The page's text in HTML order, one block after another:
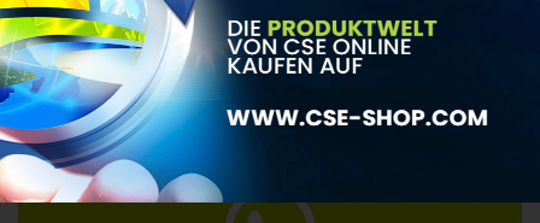
OFFICE@CSE-CLEANSOLUTION.COM